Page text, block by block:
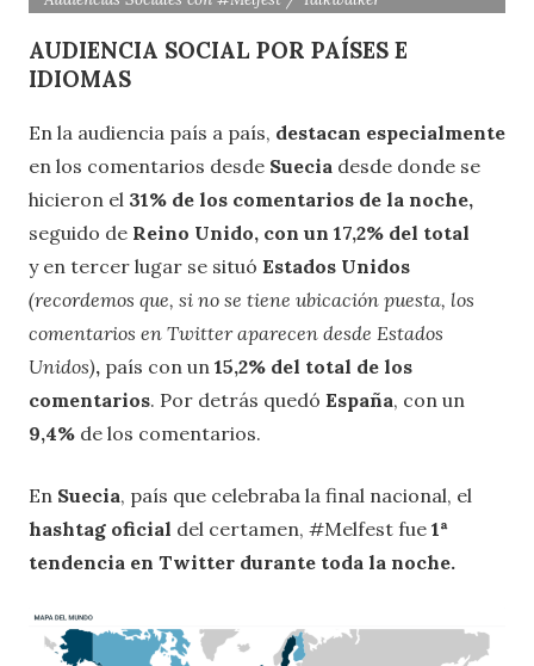
AUDIENCIA SOCIAL POR PAÍSES E
IDIOMAS
En la audiencia país a país, destacan especialmente
en los comentarios desde Suecia desde donde se
hicieron el 31% de los comentarios de la noche,
seguido de Reino Unido, con un 17,2% del total
y en tercer lugar se situó Estados Unidos
(recordemos que, si no se tiene ubicación puesta, los
comentarios en Twitter aparecen desde Estados
Unidos), país con un 15,2% del total de los
comentarios. Por detrás quedó España, con un
9,4% de los comentarios.
En Suecia, país que celebraba la final nacional, el
hashtag oficial del certamen, #Melfest fue 1ª
tendencia en Twitter durante toda la noche.